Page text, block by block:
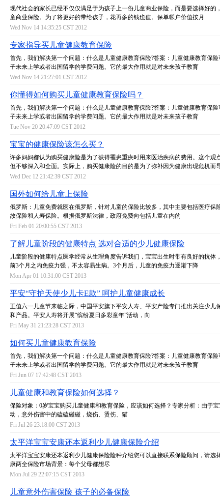
现代社会的家长已经不仅仅满足于为孩子上一份儿童商业保险，而是要选择好的
童商业保险。为了将更好的带给孩子，花再多的钱也值。保单帐户价值按月
Wed Nov 14 14:35:25 CST 2012
专家指导买儿童健康教育保险
首先，我们解决第一个问题：什么是儿童健康教育保险?答案：儿童健康教育保
子未来上学或者出国留学的学费问题。它的最大作用就是对未来孩子教育
Wed Nov 14 21:27:01 CST 2012
你懂得如何购买儿童健康教育保险吗？
首先，我们解决第一个问题：什么是儿童健康教育保险?答案：儿童健康教育保
子未来上学或者出国留学的学费问题。它的最大作用就是对未来孩子教育
Tue Nov 20 20:47:09 CST 2012
宝宝的健康保险该怎么买？
许多妈妈都认为购买健康险是为了获得罹患重疾时用来医治疾病的费用。这个观
但不够深入和全面。实际上，购买健康险的目的是为了弥补因为健康出现危机而
Wed Dec 12 21:42:39 CST 2012
国外如何给儿童上保险
俄罗斯：儿童免费就医在俄罗斯，针对儿童的保险比较多，其中主要包括医疗保
故保险和人寿保险。根据俄罗斯法律，政府免费向包括儿童在内的
Fri Feb 01 20:00:55 CST 2013
了解儿童阶段的健康特点 选对合适的少儿健康保险
儿童阶段的健康特点医学经常从生理角度告诉我们，宝宝出生时带有良好的抗体
前3个月之内免疫力强，不太容易生病。3个月后，儿童的免疫力逐渐下降
Mon Apr 01 10:31:00 CST 2013
平安“守护天使少儿卡E款” 呵护儿童健康成长
正值六一儿童节来临之际，中国平安旗下平安人寿、平安产险专门推出关注少儿
和产品。平安人寿将开展“缤纷夏日多彩童年”活动，向
Fri May 31 21:23:28 CST 2013
如何买儿童健康教育保险
首先，我们解决第一个问题：什么是儿童健康教育保险?答案：儿童健康教育保
子未来上学或者出国留学的学费问题。它的最大作用就是对未来孩子教育
Fri Jun 07 17:42:48 CST 2013
儿童健康和教育保险如何选择？
保险对象：0岁宝宝购买儿童健康和教育保险，应该如何选择？专家分析：由于
动，意外伤害中的磕磕碰碰，烧伤、烫伤、猫
Fri Jul 26 23:18:00 CST 2013
太平洋宝宝安康还本返利少儿健康保险介绍
太平洋宝宝安康还本返利少儿健康保险险种介绍您可以直接联系保险顾问，请选
康两全保险市场背景：每个父母都想尽
Mon Jul 29 22:07:15 CST 2013
儿童意外伤害保险 孩子的必备保险